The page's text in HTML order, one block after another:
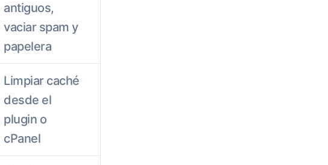
antiguos,
vaciar spam y
papelera
Limpiar caché
desde el
plugin o
cPanel